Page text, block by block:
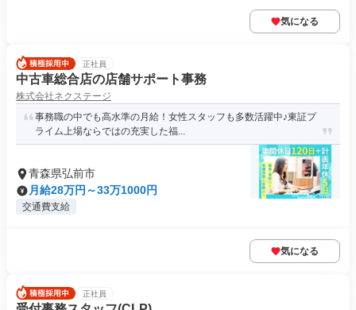
気になる
正社員
中古車総合店の店舗サポート事務
株式会社ネクステージ
事務職の中でも高水準の月給！女性スタッフも多数活躍中♪東証プ
ライム上場ならではの充実した福...
青森県弘前市
月給28万円～33万1000円
交通費支給
気になる
正社員